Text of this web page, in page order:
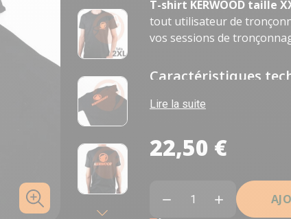
T-shirt KERWOOD taille
tout utilisateur de
vos sessions de
Caractéristiques
Taille :XXL
Lire la suite
22,50 €
 
En stock